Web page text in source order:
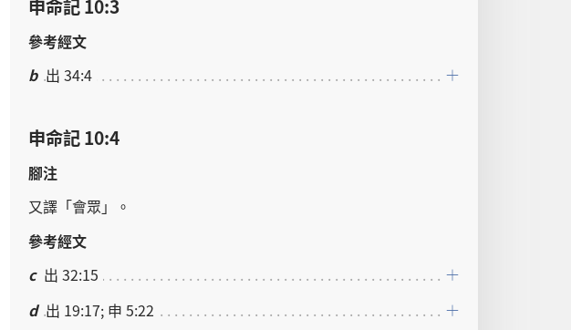
申命記 10:3
參考經文
b 出 34:4
申命記 10:4
腳注
又譯 「會眾 」。
參考經文
c 出 32:15
d 出 19:17; 申 5:22